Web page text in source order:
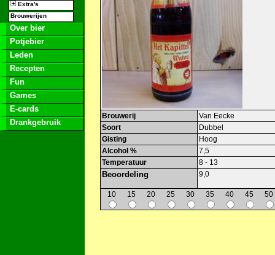
Extra's
Brouwerijen
Over bier
Potjebier
Leden
Recepten
Fun
Games
E-cards
Drankgebruik
Brouwerij
Van Eecke
Soort
Dubbel
Gisting
Hoog
Alcohol %
7,5
Temperatuur
8 - 13
Beoordeling 9,0
10 15 20 25 30 35 40 45 50